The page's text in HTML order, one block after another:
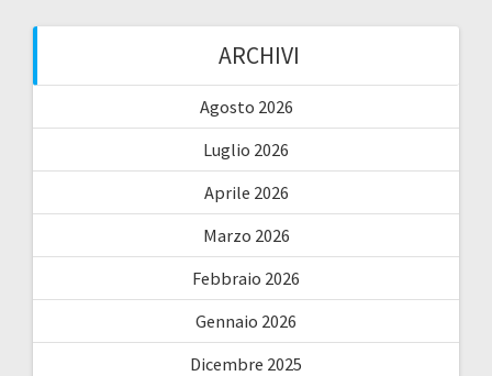
ARCHIVI
Agosto 2026
Luglio 2026
Aprile 2026
Marzo 2026
Febbraio 2026
Gennaio 2026
Dicembre 2025